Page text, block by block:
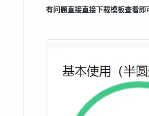
有问题直接直接下载模板查看即